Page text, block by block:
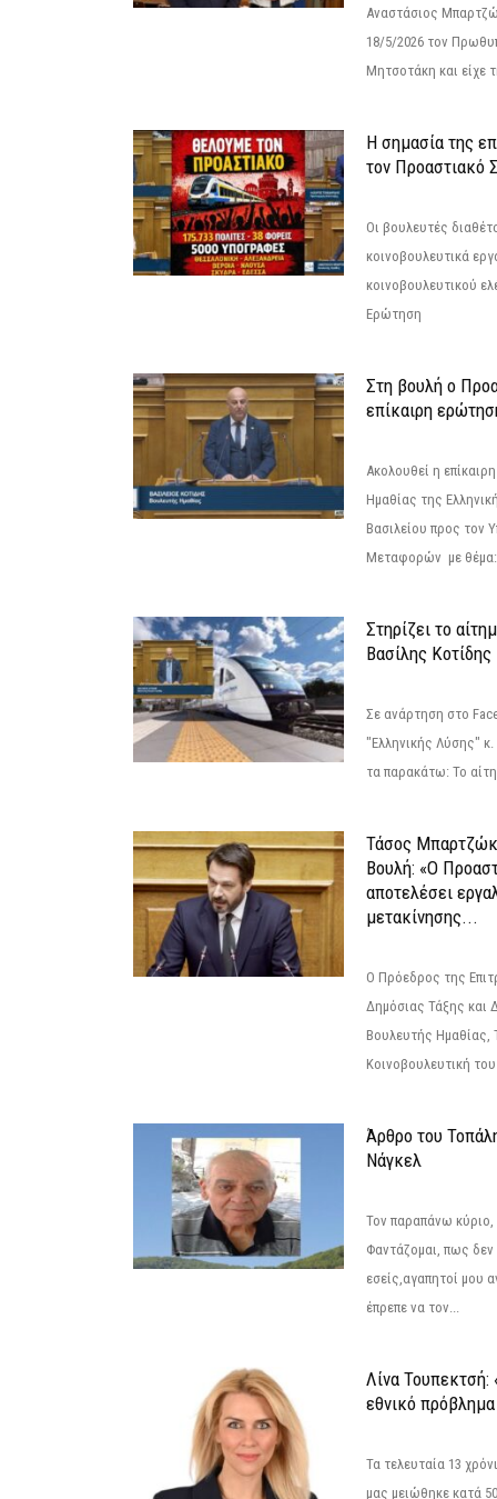
Αναστάσιος
18/5/2026 τον
Μητσοτάκη και είχε
Η σημασία της
τον Προαστιακό
Οι βουλευτές
κοινοβουλευτικά
κοινοβουλευτικού
Ερώτηση
Στη βουλή ο
επίκαιρη
Ακολουθεί η
Ημαθίας της
Βασιλείου προς τον
Μεταφορών με θέμα:
Στηρίζει το
Βασίλης Κοτίδης
Σε ανάρτηση στο
"Ελληνικής Λύσης"
τα παρακάτω: Το
Τάσος
Βουλή: «Ο
αποτελέσει
μετακίνησης...
Ο Πρόεδρος της
Δημόσιας Τάξης και
Βουλευτής
Κοινοβουλευτική
Άρθρο του
Νάγκελ
Τον παραπάνω
Φαντάζομαι, πως δεν
εσείς,αγαπητοί μου
έπρεπε να τον...
Λίνα Τουπεκτσή:
εθνικό πρόβλημα
Τα τελευταία 13
μας μειώθηκε κατά